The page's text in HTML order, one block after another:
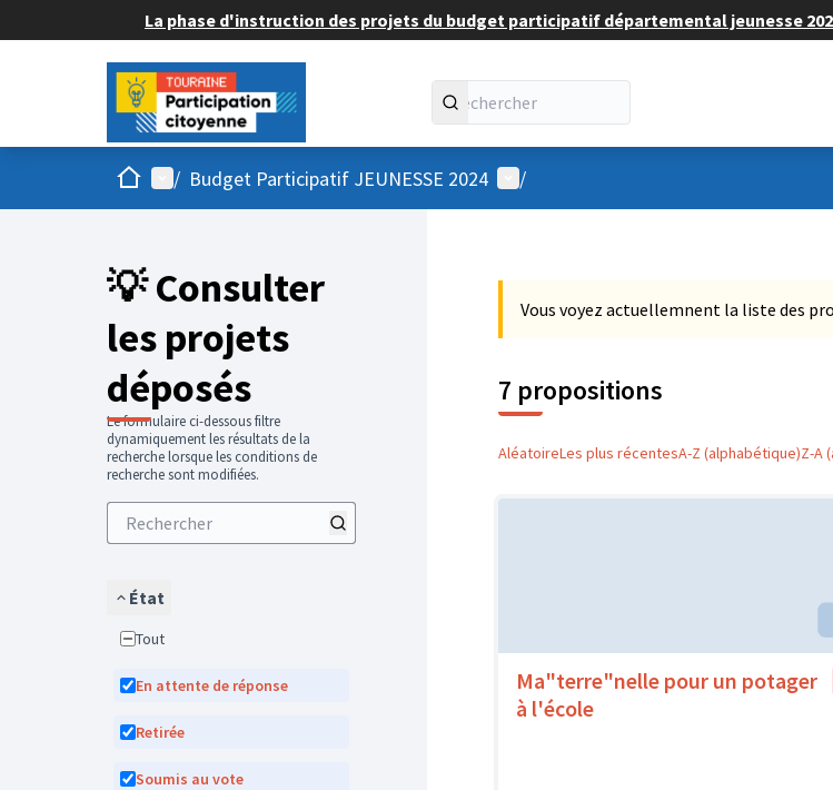
La phase d'instruction des projets du budget participatif départemental jeunesse
AccueilMenu principal
/ Budget Participatif JEUNESSE 2024 Menu utilisateur
/
💡 Consulter
les projets
déposés
Le formulaire ci-dessous filtre
dynamiquement les résultats de la
recherche lorsque les conditions de
recherche sont modifiées.
État
Tout
En attente de réponse
Retirée
Soumis au vote
Vous voyez actuellemnent la liste des
7 propositions
AléatoireLes plus récentesA-Z (alphabétique)Z-A
Ma"terre"nelle pour un potager
à l'école